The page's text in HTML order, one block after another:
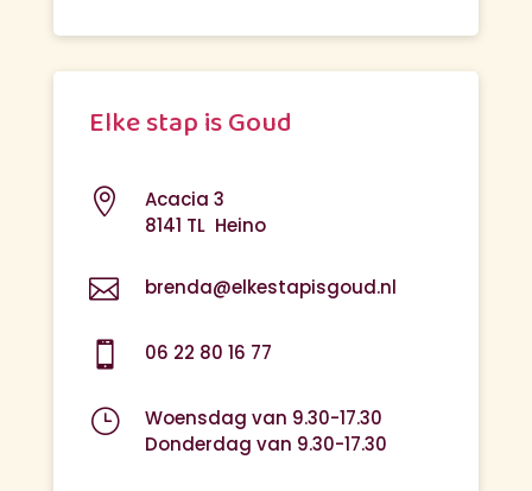
Elke stap is Goud

Acacia 3
8141 TL Heino
 brenda@elkestapisgoud.nl
 06 22 80 16 77
}
Woensdag van 9.30-17.30
Donderdag van 9.30-17.30